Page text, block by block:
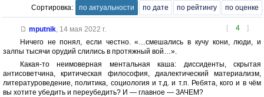
Сортировка: по актуальности по дате по рейтингу по оценке
[ 4 ]
mputnik, 14 мая 2022 г.
Ничего не понял, если честно. «…смешались в кучу кони, люди, и
залпы тысячи орудий слились в протяжный вой…».
Какая-то неимоверная ментальная каша: диссиденты, скрытая
антисоветчина, критическая философия, диалектический материализм,
литературоведение, политика, социология и т.д. и т.п. Ребята, кого и в чём
вы хотите убедить и переубедить? И — главное — ЗАЧЕМ?